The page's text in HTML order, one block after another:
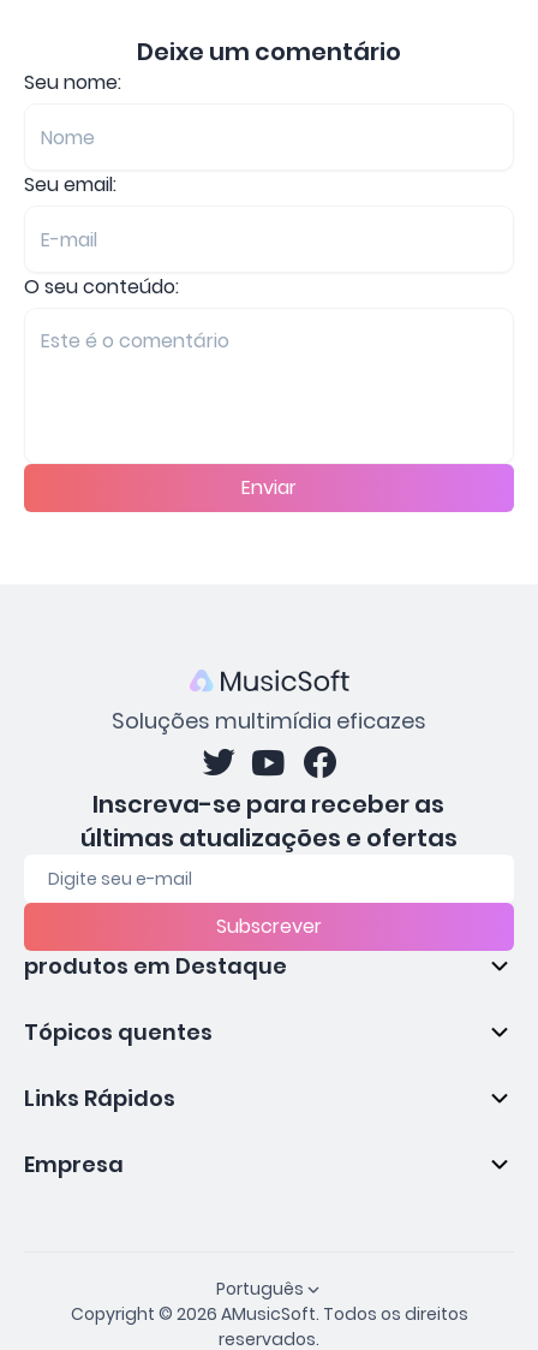
Deixe um comentário
Seu nome:
Seu email:
O seu conteúdo:
Enviar
Soluções multimídia eficazes
Inscreva-se para receber as
últimas atualizações e ofertas
Subscrever
produtos em Destaque
Tópicos quentes
Links Rápidos
Empresa
Português
Copyright © 2026 AMusicSoft. Todos os direitos
reservados.